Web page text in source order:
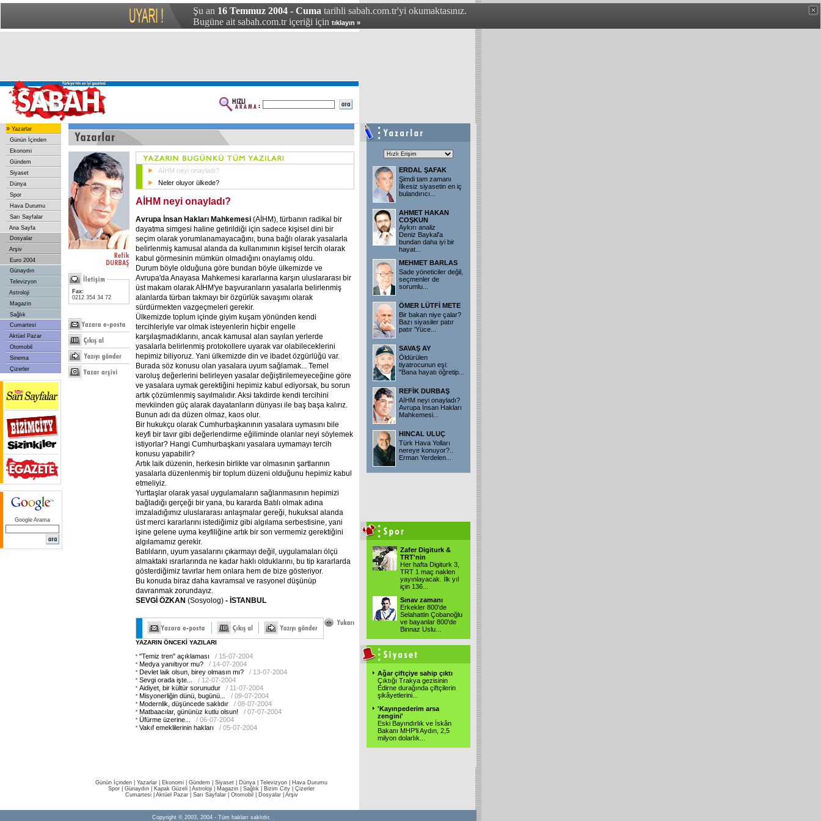
Şu an 16 Temmuz 2004 - Cuma tarihli sabah.com.tr'yi okumaktasınız.
Bugüne ait sabah.com.tr içeriği için tıklayın »
» Yazarlar
Günün İçinden
Ekonomi
Gündem
Siyaset
Dünya
Spor
Hava Durumu
Sarı Sayfalar
Ana Sayfa
Dosyalar
Arşiv
Euro 2004
Günaydın
Televizyon
Astroloji
Magazin
Sağlık
Cumartesi
Aktüel Pazar
Otomobil
Sinema
Çizerler
Google Arama
Fax:
0212 354 34 72
AİHM neyi onayladı?
Neler oluyor ülkede?
AİHM neyi onayladı?
Avrupa İnsan Hakları Mahkemesi (AİHM), türbanın radikal bir
dayatma simgesi haline getirildiği için sadece kişisel dini bir
seçim olarak yorumlanamayacağını, buna bağlı olarak yasalarla
belirlenmiş kamusal alanda da kullanımının kişisel tercih olarak
kabul görmesinin mümkün olmadığını onaylamış oldu.
Durum böyle olduğuna göre bundan böyle ülkemizde ve
Avrupa'da Anayasa Mahkemesi kararlarına karşın uluslararası bir
üst makam olarak AİHM'ye başvuranların yasalarla belirlenmiş
alanlarda türban takmayı bir özgürlük savaşımı olarak
sürdürmekten vazgeçmeleri gerekir.
Ülkemizde toplum içinde giyim kuşam yönünden kendi
tercihleriyle var olmak isteyenlerin hiçbir engelle
karşılaşmadıklarını, ancak kamusal alan sayılan yerlerde
yasalarla belirlenmiş protokollere uyarak var olabileceklerini
hepimiz biliyoruz. Yani ülkemizde din ve ibadet özgürlüğü var.
Burada söz konusu olan yasalara uyum sağlamak... Temel
varoluş değerlerini belirleyen yasalar değiştirilemeyeceğine göre
ve yasalara uymak gerektiğini hepimiz kabul ediyorsak, bu sorun
artık çözümlenmiş sayılmalıdır. Aksi takdirde kendi tercihini
mevkiinden güç alarak dayatanların dünyası ile baş başa kalırız.
Bunun adı da düzen olmaz, kaos olur.
Bir hukukçu olarak Cumhurbaşkanının yasalara uymasını bile
keyfi bir tavır gibi değerlendirme eğiliminde olanlar neyi söylemek
istiyorlar? Hangi Cumhurbaşkanı yasalara uymamayı tercih
konusu yapabilir?
Artık laik düzenin, herkesin birlikte var olmasının şartlarının
yasalarla düzenlenmiş bir toplum düzeni olduğunu hepimiz kabul
etmeliyiz.
Yurttaşlar olarak yasal uygulamaların sağlanmasının hepimizi
bağladığı gerçeği bir yana, bu kararda Batılı olmak adına
imzaladığımız uluslararası anlaşmalar gereği, hukuksal alanda
üst merci kararlarını istediğimiz gibi algılama serbestisine, yani
işine gelene uyma keyfiliğine artık bir son vermemiz gerektiğini
algılamamız gerekir.
Batılıların, uyum yasalarını çıkarmayı değil, uygulamaları ölçü
almaktaki ısrarlarında ne kadar haklı olduklarını, bu tip kararlarda
gösterdiğimiz tavırlar hem onlara hem de bize gösteriyor.
Bu konuda biraz daha kavramsal ve rasyonel düşünüp
davranmak zorundayız.
SEVGİ ÖZKAN (Sosyolog) - İSTANBUL
YAZARIN ÖNCEKİ YAZILARI
"Temiz tren" açıklaması
/ 15-07-2004
Medya yanıltıyor mu?
/ 14-07-2004
Devlet laik olsun, birey olmasın mı?
/ 13-07-2004
Sevgi orada işte...
/ 12-07-2004
Aidiyet, bir kültür sorunudur
/ 11-07-2004
Misyonerliğin dünü, bugünü...
/ 09-07-2004
Modernlik, düşüncede saklıdır
/ 08-07-2004
Matbaacılar, gününüz kutlu olsun!
/ 07-07-2004
Üfürme üzerine...
/ 06-07-2004
Vakıf emeklilerinin hakları
/ 05-07-2004
ERDAL ŞAFAK
Şimdi tam zamanı
İlkesiz siyasetin en iç
bulandırıcı
AHMET HAKAN
COŞKUN
Aykırı analiz
Deniz Baykal'a
bundan daha iyi bir
hayat
MEHMET BARLAS
Sade yöneticiler değil,
seçmenler de
sorumlu
ÖMER LÜTFİ METE
Bir bakan niye çalar?
Bazı siyasiler patır
patır 'Yüce
SAVAŞ AY
Öldürülen
tiyatrocunun eşi:
"Bana hayatı öğretip
REFİK DURBAŞ
AİHM neyi onayladı?
Avrupa İnsan Hakları
Mahkemesi
HINCAL ULUÇ
Türk Hava Yolları
nereye konuyor?..
Erman Yerdelen
Zafer Digiturk &
TRT'nin
Her hafta Digiturk 3,
TRT 1 maç naklen
yayınlayacak. İlk yıl
için 136
Sınav zamanı
Erkekler 800'de
Selahattin Çobanoğlu
ve bayanlar 800'de
Binnaz Uslu
Ağar çiftçiye sahip çıktı
Çıktığı Trakya gezisinin
Edirne durağında çiftçilerin
şikâyetlerini
'Kayınpederim arsa
zengini'
Eski Bayındırlık ve İskân
Bakanı MHP'li Aydın, 2,5
milyon dolarlık
Günün İçinden Yazarlar Ekonomi Gündem Siyaset Dünya | Televizyon
Hava Durumu
Spor
Günaydın Kapak Güzeli Astroloji Magazin Sağlık Bizim City
Çizerler
Cumartesi| Aktüel Pazar| Sarı Sayfalar| Otomobil Dosyalar| Arşiv
Copyright © 2003, 2004 - Tüm hakları saklıdır.